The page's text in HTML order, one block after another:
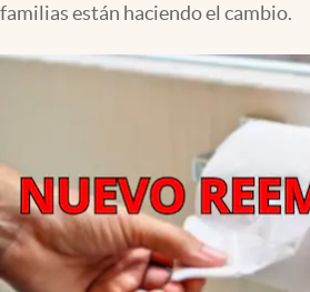
familias están haciendo el cambio.